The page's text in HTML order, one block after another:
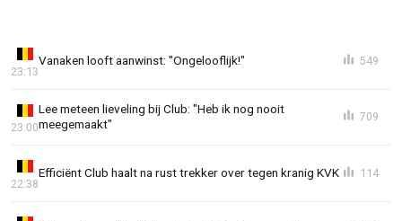
Vanaken looft aanwinst: "Ongelooflijk!"
23:13
549
Lee meteen lieveling bij Club: "Heb ik nog nooit
meegemaakt"
23:00
709
Efficiënt Club haalt na rust trekker over tegen kranig KVK
22:38
114